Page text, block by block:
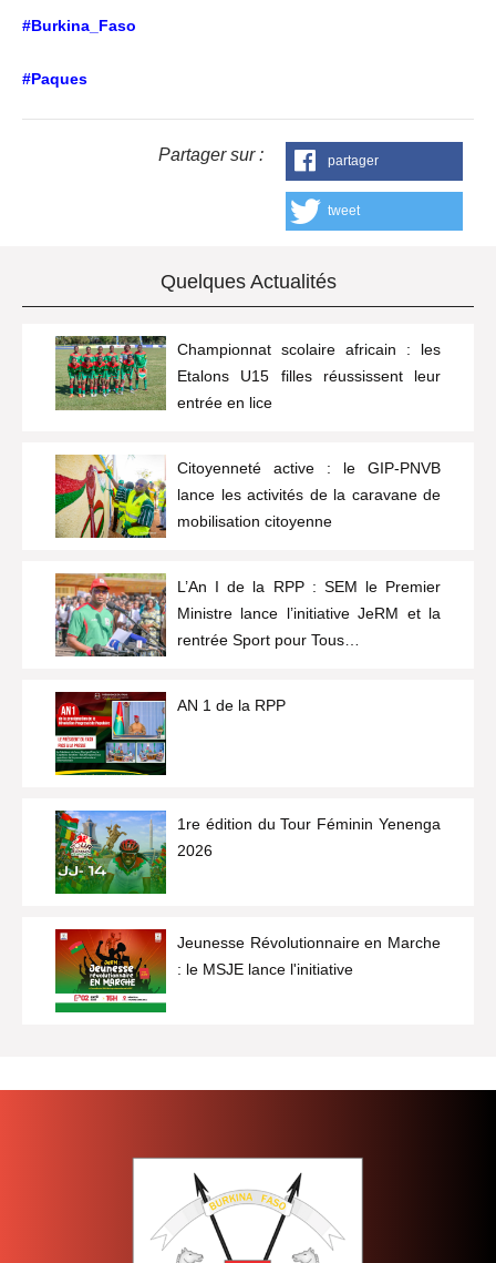
#Burkina_Faso
#Paques
Partager sur : partager
tweet
Quelques Actualités
Championnat scolaire africain : les
Etalons U15 filles réussissent leur
entrée en lice
Citoyenneté active : le GIP-PNVB
lance les activités de la caravane de
mobilisation citoyenne
L’An I de la RPP : SEM le Premier
Ministre lance l’initiative JeRM et la
rentrée Sport pour Tous…
AN 1 de la RPP
1re édition du Tour Féminin Yenenga
2026
Jeunesse Révolutionnaire en Marche
: le MSJE lance l'initiative